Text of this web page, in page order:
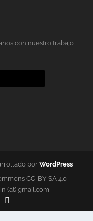
con nuestro trabajo
por WordPress
CC-BY-SA 4.0
(at) gmail.com